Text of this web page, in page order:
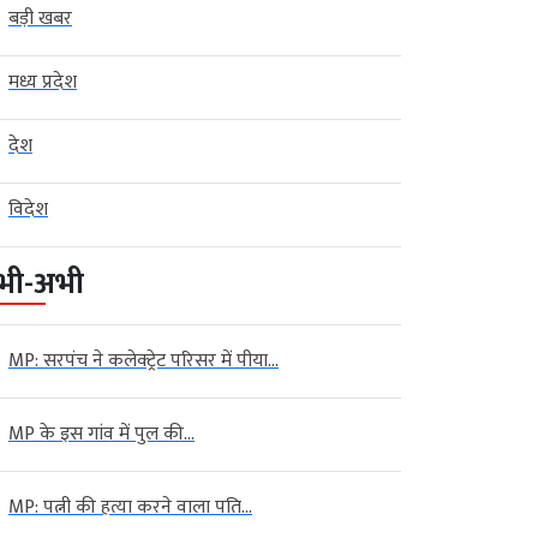
बड़ी खबर
मध्य प्रदेश
देश
विदेश
अभी
MP: सरपंच ने कलेक्ट्रेट परिसर में पीया...
MP के इस गांव में पुल की...
MP: पत्नी की हत्या करने वाला पति...